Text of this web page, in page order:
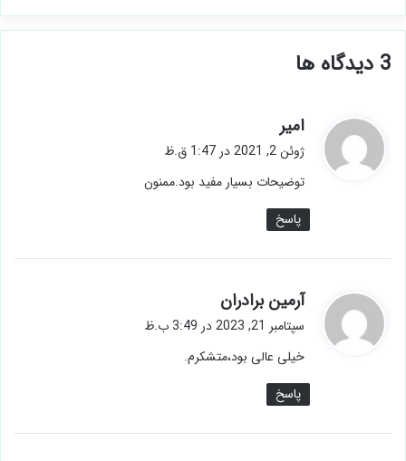
‫3 دیدگاه ها
امیر
ف
:
ژوئن 2, 2021 در 1:47 ق.ظ
توضیحات بسیار مفید بود.ممنون
پاسخ
آرمین برادران
ف
:
سپتامبر 21, 2023 در 3:49 ب.ظ
خیلی عالی بود،متشکرم.
پاسخ